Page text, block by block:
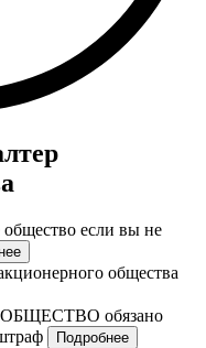
если вы не
общества
обязано
Подробнее